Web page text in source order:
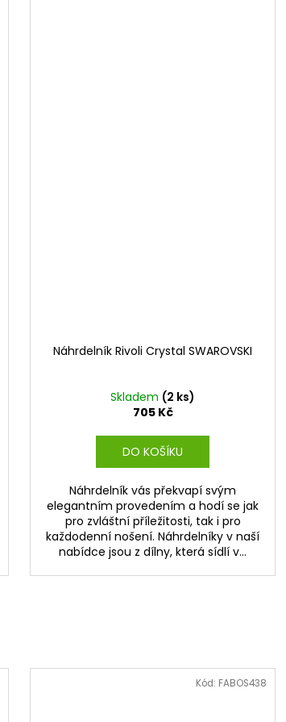
Náhrdelník Rivoli Crystal SWAROVSKI
Skladem (2 ks)
705 Kč
DO KOŠÍKU
Náhrdelník vás překvapí svým
elegantním provedením a hodí se jak
pro zvláštní příležitosti, tak i pro
každodenní nošení. Náhrdelníky v naší
nabídce jsou z dílny, která sídlí v...
Kód: FABOS438